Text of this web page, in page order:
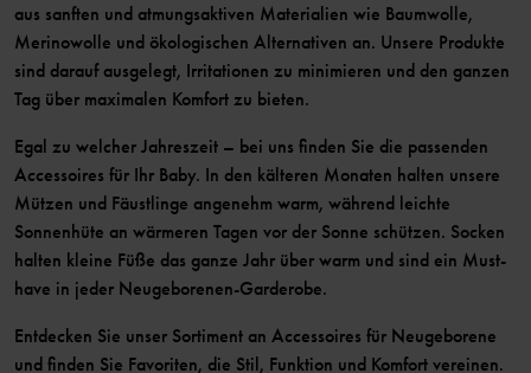
aus sanften und atmungsaktiven Materialien wie Baumwolle,
Merinowolle und ökologischen Alternativen an. Unsere Produkte
sind darauf ausgelegt, Irritationen zu minimieren und den ganzen
Tag über maximalen Komfort zu bieten.
Egal zu welcher Jahreszeit – bei uns finden Sie die passenden
Accessoires für Ihr Baby. In den kälteren Monaten halten unsere
Mützen und Fäustlinge angenehm warm, während leichte
Sonnenhüte an wärmeren Tagen vor der Sonne schützen. Socken
halten kleine Füße das ganze Jahr über warm und sind ein Must-
have in jeder Neugeborenen-Garderobe.
Entdecken Sie unser Sortiment an Accessoires für Neugeborene
und finden Sie Favoriten, die Stil, Funktion und Komfort vereinen.